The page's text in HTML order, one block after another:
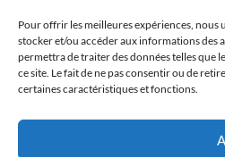
Pour offrir les meilleures expériences, nous
stocker et/ou accéder aux informations des
permettra de traiter des données telles que
ce site. Le fait de ne pas consentir ou de
certaines caractéristiques et fonctions.